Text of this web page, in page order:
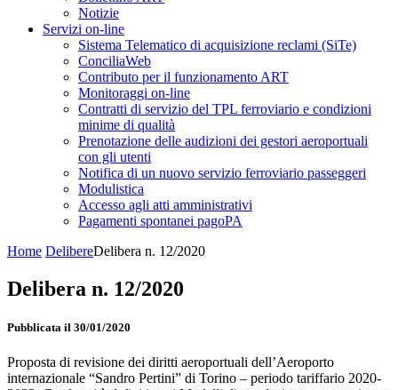
Notizie
Servizi on-line
Sistema Telematico di acquisizione reclami (SiTe)
ConciliaWeb
Contributo per il funzionamento ART
Monitoraggi on-line
Contratti di servizio del TPL ferroviario e condizioni
minime di qualità
Prenotazione delle audizioni dei gestori aeroportuali
con gli utenti
Notifica di un nuovo servizio ferroviario passeggeri
Modulistica
Accesso agli atti amministrativi
Pagamenti spontanei pagoPA
Home DelibereDelibera n. 12/2020
Delibera n. 12/2020
Pubblicata il 30/01/2020
Proposta di revisione dei diritti aeroportuali dell’Aeroporto
internazionale “Sandro Pertini” di Torino – periodo tariffario 2020-